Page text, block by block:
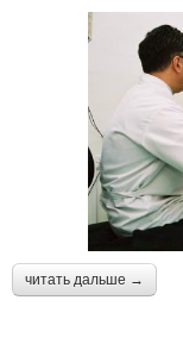
читать дальше →